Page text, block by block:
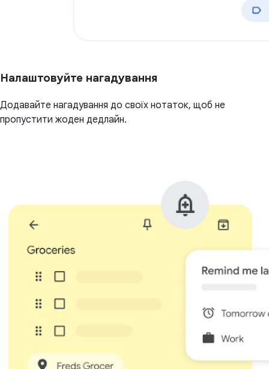
Налаштовуйте нагадування
Додавайте нагадування до своїх нотаток, щоб не
пропустити жоден дедлайн.